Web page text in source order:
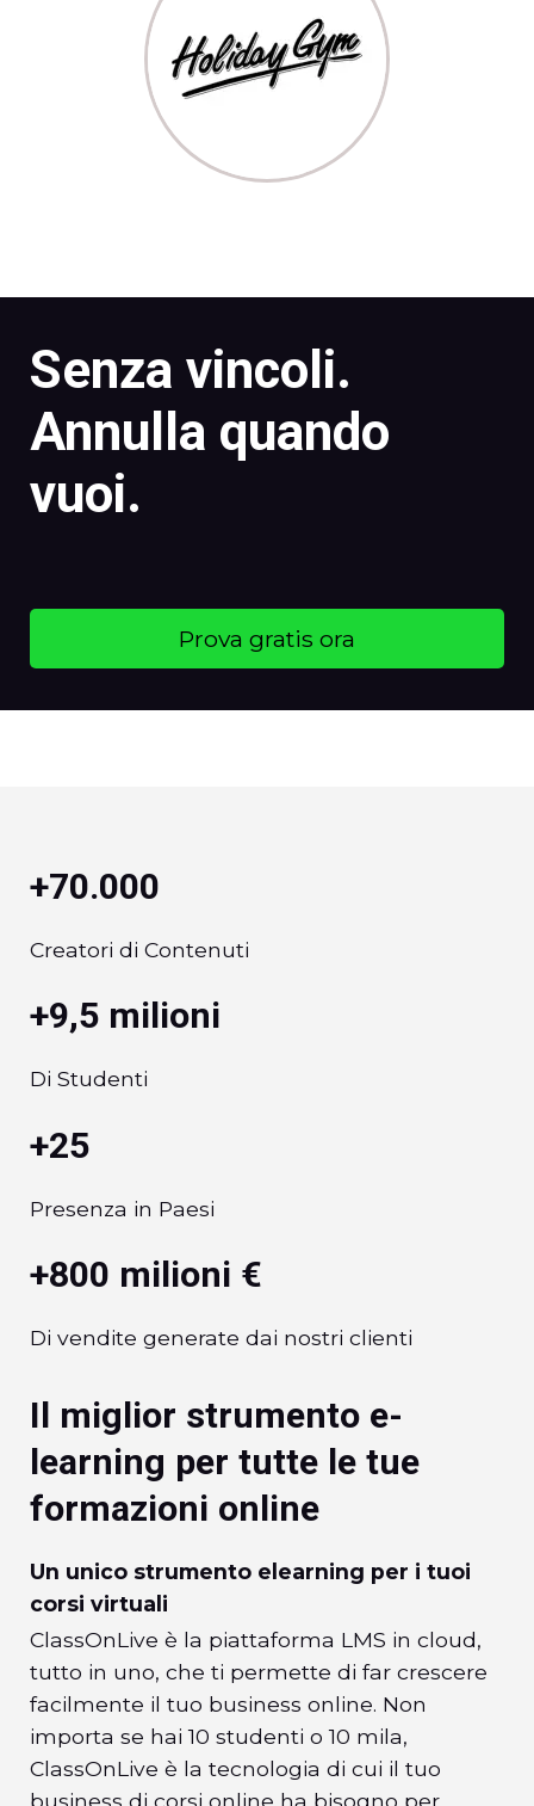
Senza vincoli.
Annulla quando
vuoi.
Prova gratis ora
+70.000
Creatori di Contenuti
+9,5 milioni
Di Studenti
+25
Presenza in Paesi
+800 milioni €
Di vendite generate dai nostri clienti
Il miglior strumento e-
learning per tutte le tue
formazioni online
Un unico strumento elearning per i tuoi
corsi virtuali
ClassOnLive è la piattaforma LMS in cloud,
tutto in uno, che ti permette di far crescere
facilmente il tuo business online. Non
importa se hai 10 studenti o 10 mila,
ClassOnLive è la tecnologia di cui il tuo
business di corsi online ha bisogno per